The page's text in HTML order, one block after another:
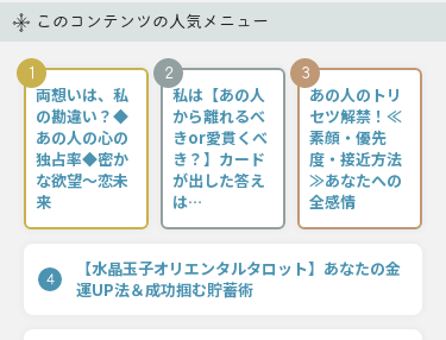
このコンテンツの人気メニュー
1
両想いは、私
の勘違い？◆
あの人の心の
独占率◆密か
な欲望〜恋未
来
2
私は【あの人
から離れるべ
きor愛貫くべ
き？】カード
が出した答え
は…
3
あの人のトリ
セツ解禁！≪
素顔・優先
度・接近方法
≫あなたへの
全感情
4
【水晶玉子オリエンタルタロット】あなたの金
運UP法＆成功掴む貯蓄術